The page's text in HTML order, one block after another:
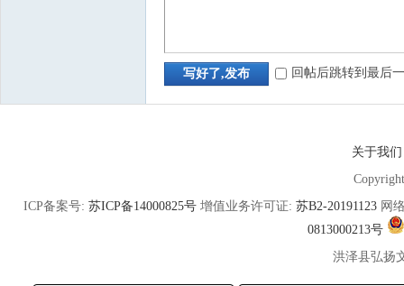
写好了,发布 回帖后跳转到最后
关于我们
ICP备案号: 苏ICP备14000825号 增值业务许可证: 苏B2-20191123 网
0813000213号
洪泽县弘扬